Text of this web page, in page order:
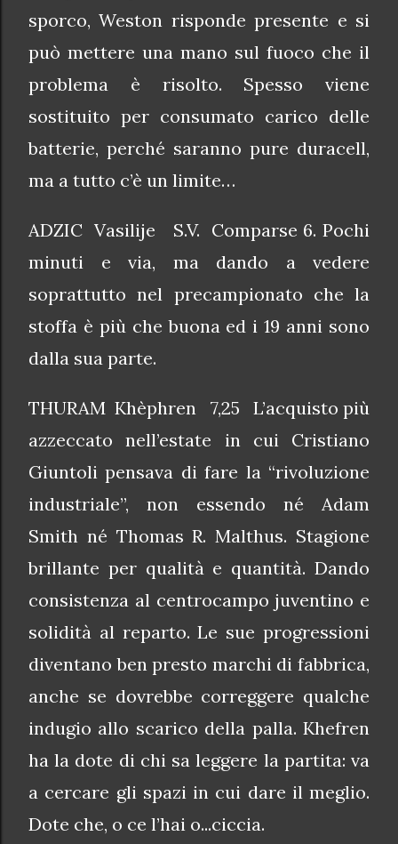
sporco, Weston risponde presente e si
può mettere una mano sul fuoco che il
problema è risolto. Spesso viene
sostituito per consumato carico delle
batterie, perché saranno pure duracell,
ma a tutto c’è un limite…
ADZIC Vasilije S.V. Comparse 6. Pochi
minuti e via, ma dando a vedere
soprattutto nel precampionato che la
stoffa è più che buona ed i 19 anni sono
dalla sua parte.
THURAM Khèphren 7,25 L’acquisto più
azzeccato nell’estate in cui Cristiano
Giuntoli pensava di fare la “rivoluzione
industriale”, non essendo né Adam
Smith né Thomas R. Malthus. Stagione
brillante per qualità e quantità. Dando
consistenza al centrocampo juventino e
solidità al reparto. Le sue progressioni
diventano ben presto marchi di fabbrica,
anche se dovrebbe correggere qualche
indugio allo scarico della palla. Khefren
ha la dote di chi sa leggere la partita: va
a cercare gli spazi in cui dare il meglio.
Dote che, o ce l’hai o...ciccia.